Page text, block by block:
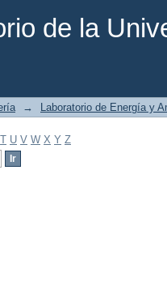
de la
→ Laboratorio de Energía y
T U V W X Y Z